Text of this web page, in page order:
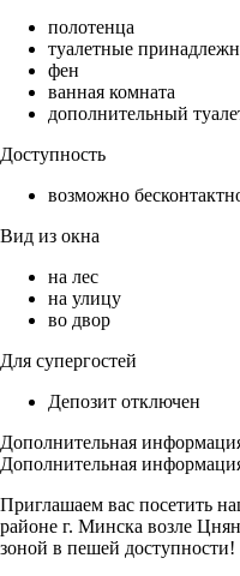
полотенца
туалетные
фен
ванная комната
дополнительный
Доступность
возможно
Вид из окна
на лес
на улицу
во двор
Для супергостей
Депозит отключен
Дополнительная
Дополнительная
Приглашаем вас посетить
районе г. Минска возле
зоной в пешей доступности!